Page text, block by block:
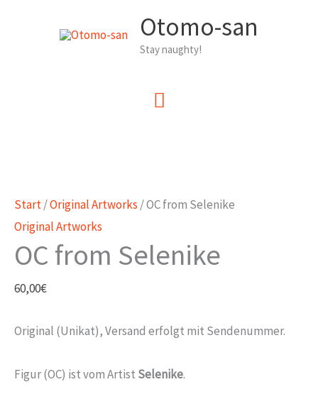
Otomo-san
Stay naughty!
Hauptmenü
Start/Original Artworks / OC from Selenike
Original Artworks
OC from Selenike
60,00€
Original (Unikat), Versand erfolgt mit Sendenummer.
Figur (OC) ist vom Artist Selenike.